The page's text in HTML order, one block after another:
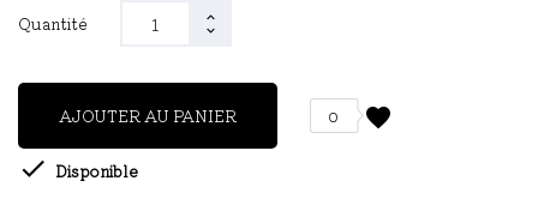
Quantité
AJOUTER AU PANIER favorite
0
 Disponible